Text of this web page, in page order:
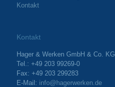
Kontakt
Kontakt
Hager & Werken GmbH & Co. KG
Tel.: +49 203 99269-0
Fax: +49 203 299283
E-Mail: info@hagerwerken.de